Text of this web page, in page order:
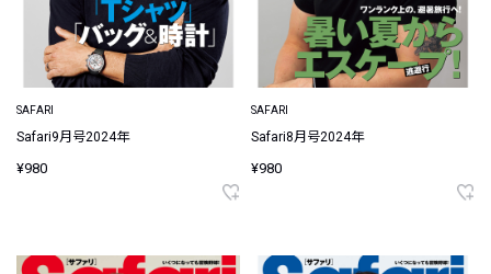
SAFARI
Safari9月号2024年
¥980
SAFARI
Safari8月号2024年
¥980